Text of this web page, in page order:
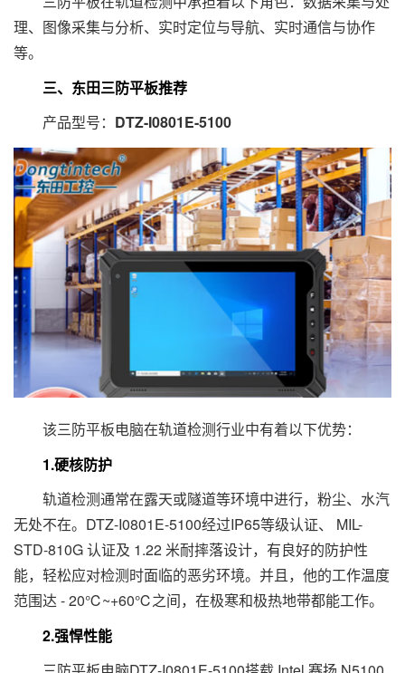
理、图像采集与分析、实时定位与导航、实时通信与协作
等。
三、东田三防平板推荐
产品型号： DTZ-I0801E-5100
该三防平板电脑在轨道检测行业中有着以下优势：
1.硬核防护
轨道检测通常在露天或隧道等环境中进行，粉尘、水汽
无处不在。DTZ-I0801E-5100经过IP65等级认证、 MIL-
STD-810G 认证及 1.22 米耐摔落设计，有良好的防护性
能，轻松应对检测时面临的恶劣环境。并且，他的工作温度
范围达 - 20℃~+60℃之间，在极寒和极热地带都能工作。
2.强悍性能